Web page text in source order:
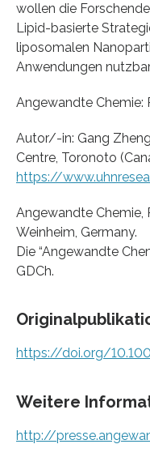
wollen die
Lipid-basierte
liposomalen
Anwendungen
Angewandte Chemie:
Autor/-in: Gang
Centre, Toronoto
https://
Angewandte Chemie,
Weinheim, Germany.
Die “Angewandte
GDCh.
https://doi.org/
Weitere
http://